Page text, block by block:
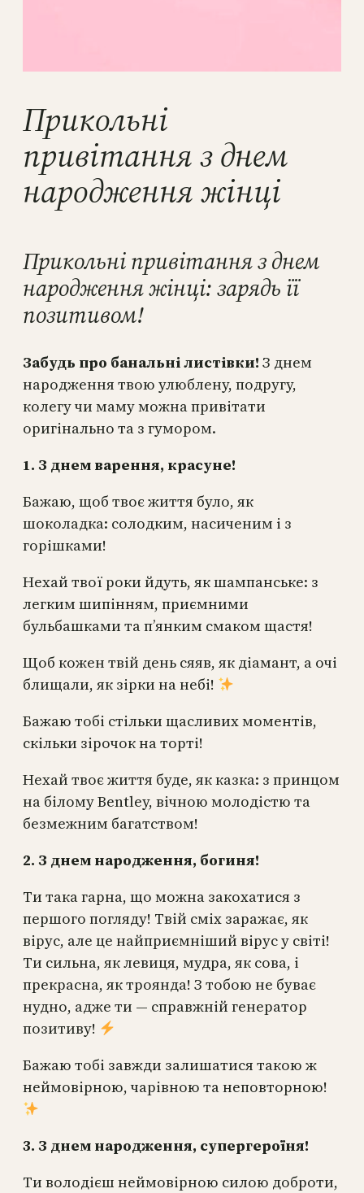
Прикольні
привітання з днем
народження жінці
Прикольні привітання з днем
народження жінці: зарядь її
позитивом!
Забудь про банальні листівки! З днем
народження твою улюблену, подругу,
колегу чи маму можна привітати
оригінально та з гумором.
1. З днем варення, красуне!
Бажаю, щоб твоє життя було, як
шоколадка: солодким, насиченим і з
горішками!
Нехай твої роки йдуть, як шампанське: з
легким шипінням, приємними
бульбашками та п’янким смаком щастя!
Щоб кожен твій день сяяв, як діамант, а очі
блищали, як зірки на небі!
Бажаю тобі стільки щасливих моментів,
скільки зірочок на торті!
Нехай твоє життя буде, як казка: з принцом
на білому Bentley, вічною молодістю та
безмежним багатством!
2. З днем народження, богиня!
Ти така гарна, що можна закохатися з
першого погляду! Твій сміх заражає, як
вірус, але це найприємніший вірус у світі!
Ти сильна, як левиця, мудра, як сова, і
прекрасна, як троянда! З тобою не буває
нудно, адже ти — справжній генератор
позитиву!
Бажаю тобі завжди залишатися такою ж
неймовірною, чарівною та неповторною!
3. З днем народження, супергероїня!
Ти володієш неймовірною силою доброти,